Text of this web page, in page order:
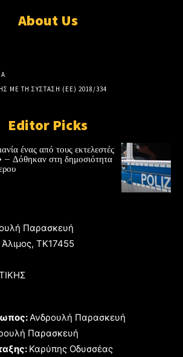
About Us
ΜΕ ΤΗ ΣΥΣΤΑΣΗ (ΕΕ) 2018/334
Editor Picks
ένας από τους εκτελεστές
Δόθηκαν στη δημοσιότητα
Παρασκευή
TK17455
Ανδρουλή Παρασκευή
Παρασκευή
Καρύπης Οδυσσέας